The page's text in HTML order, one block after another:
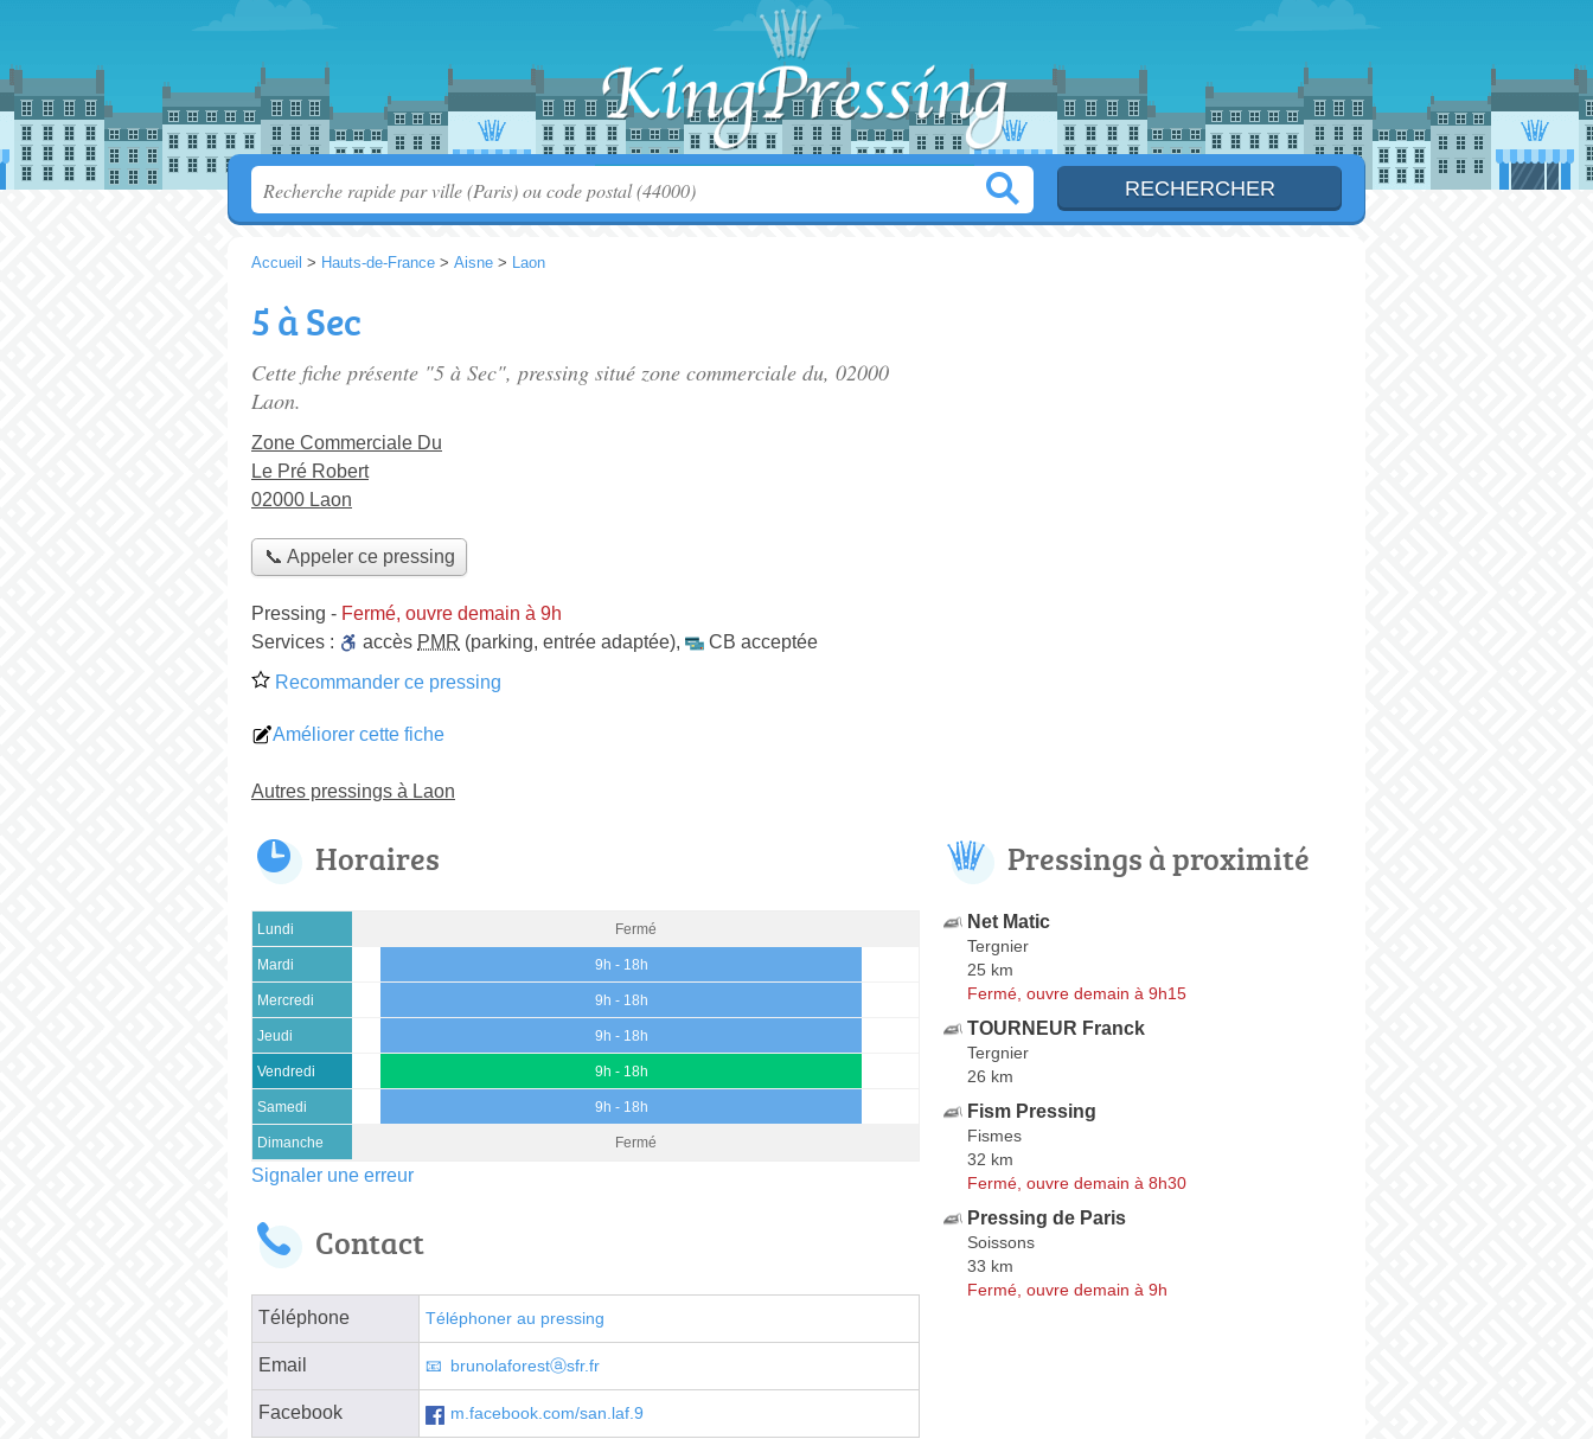
Accueil > Hauts-de-France > Aisne > Laon
5 à Sec
Cette fiche présente "5 à Sec", pressing situé zone commerciale du, 02000
Laon.
Zone Commerciale Du
Le Pré Robert
02000 Laon
📞 Appeler ce pressing
Pressing - Fermé, ouvre demain à 9h
Services :
accès PMR (parking, entrée adaptée),
CB acceptée
Recommander ce pressing
Améliorer cette fiche
Autres pressings à Laon
Horaires
Lundi Fermé
Mardi 9h - 18h
Mercredi 9h - 18h
Jeudi 9h - 18h
Vendredi 9h - 18h
Samedi 9h - 18h
Dimanche Fermé
Signaler une erreur
Contact
Téléphone Téléphoner au pressing
Email brunolaforestⓐsfr.fr
Facebook m.facebook.com/san.laf.9
Pressings à proximité
Net Matic
Tergnier
25 km
Fermé, ouvre demain à 9h15
TOURNEUR Franck
Tergnier
26 km
Fism Pressing
Fismes
32 km
Fermé, ouvre demain à 8h30
Pressing de Paris
Soissons
33 km
Fermé, ouvre demain à 9h